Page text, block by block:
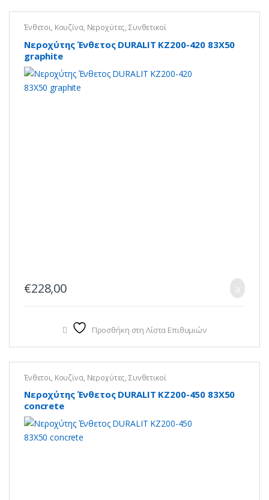
Ένθετοι, Κουζίνα, Νεροχύτες, Συνθετικοί
Νεροχύτης Ένθετος DURALIT KZ200-420 83X50
graphite
€228,00
Προσθήκη στη Λίστα Επιθυμιών
Ένθετοι, Κουζίνα, Νεροχύτες, Συνθετικοί
Νεροχύτης Ένθετος DURALIT KZ200-450 83X50
concrete